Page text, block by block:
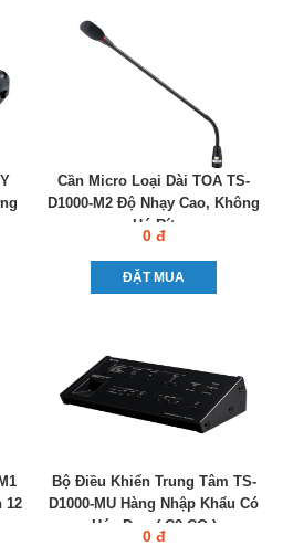
Cần Micro Loại Dài TOA TS-
D1000-M2 Độ Nhạy Cao, Không
Hú Rít
0 đ
ĐẶT MUA
12
Bộ Điều Khiển Trung Tâm TS-
D1000-MU Hàng Nhập Khẩu Có
Hóa Đơn ( C0-CQ )
0 đ